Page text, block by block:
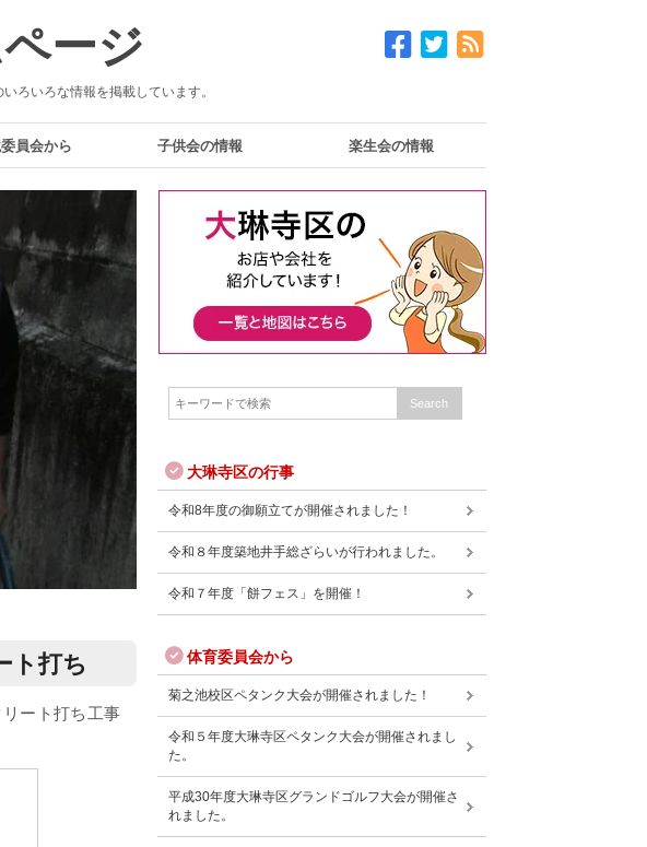
ージ
ろいろな情報を掲載しています。
員会から 子供会の情報 楽生会の情報
ト打ち
ート打ち工事
大琳寺区の行事
令和8年度の御願立てが開催されました！
令和８年度築地井手総ざらいが行われました。
令和７年度「餅フェス」を開催！
体育委員会から
菊之池校区ペタンク大会が開催されました！
令和５年度大琳寺区ペタンク大会が開催されまし
た。
平成30年度大琳寺区グランドゴルフ大会が開催さ
れました。